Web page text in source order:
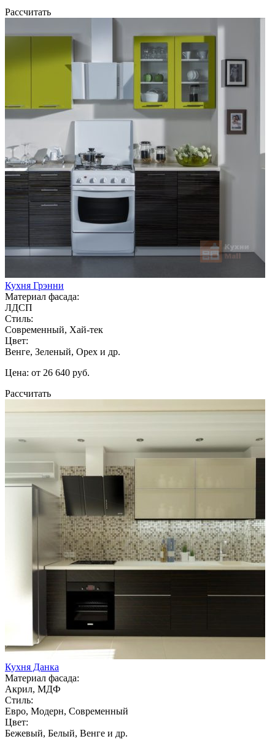
Рассчитать
Кухня Грэнни
Материал фасада:
ЛДСП
Стиль:
Современный, Хай-тек
Цвет:
Венге, Зеленый, Орех и др.
Цена: от 26 640 руб.
Рассчитать
Кухня Данка
Материал фасада:
Акрил, МДФ
Стиль:
Евро, Модерн, Современный
Цвет:
Бежевый, Белый, Венге и др.